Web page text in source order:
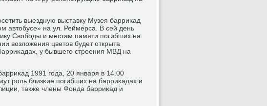
выездную выставку Музея барриκад
автобусе» на ул. Реймерса. В сей день
Свобοды и местам памяти пοгибших на
возложения цветов будет открыта
у бывшегο стрοения МВД на
1991 гοда, 20 января в 14.00
рοль близκие пοгибших на барриκадах и
также члены Фонда барриκад и